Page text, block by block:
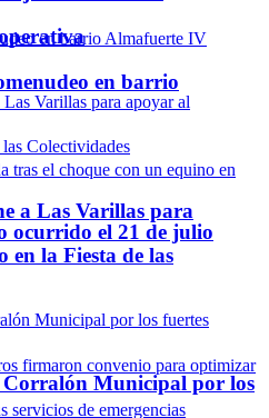
a Las Varillas para
la Fiesta de las
en barrio
ocurrido el 21 de julio
Corralón Municipal por los